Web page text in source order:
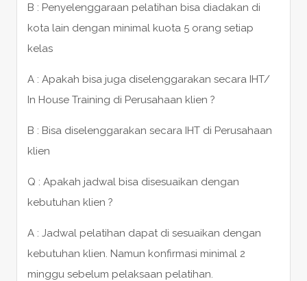
B : Penyelenggaraan pelatihan bisa diadakan di
kota lain dengan minimal kuota 5 orang setiap
kelas
A : Apakah bisa juga diselenggarakan secara IHT/
In House Training di Perusahaan klien ?
B : Bisa diselenggarakan secara IHT di Perusahaan
klien
Q : Apakah jadwal bisa disesuaikan dengan
kebutuhan klien ?
A : Jadwal pelatihan dapat di sesuaikan dengan
kebutuhan klien. Namun konfirmasi minimal 2
minggu sebelum pelaksaan pelatihan.